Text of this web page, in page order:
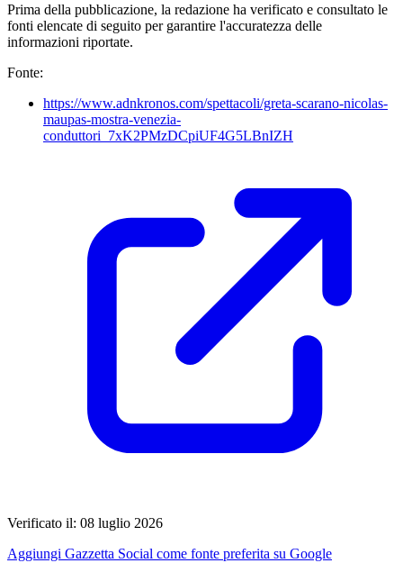
Prima della pubblicazione, la redazione ha verificato e consultato le
fonti elencate di seguito per garantire l'accuratezza delle
informazioni riportate.
Fonte:
https://www.adnkronos.com/spettacoli/greta-scarano-nicolas-
maupas-mostra-venezia-
conduttori_7xK2PMzDCpiUF4G5LBnIZH
Verificato il: 08 luglio 2026
Aggiungi Gazzetta Social come fonte preferita su Google